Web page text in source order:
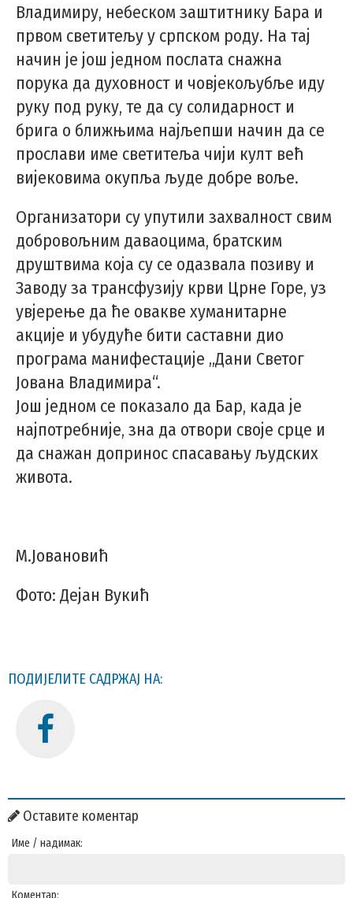
Владимиру, небеском заштитнику Бара и
првом светитељу у српском роду. На тај
начин је још једном послата снажна
порука да духовност и човјекољубље иду
руку под руку, те да су солидарност и
брига о ближњима најљепши начин да се
прослави име светитеља чији култ већ
вијековима окупља људе добре воље.
Организатори су упутили захвалност свим
добровољним даваоцима, братским
друштвима која су се одазвала позиву и
Заводу за трансфузију крви Црне Горе, уз
увјерење да ће овакве хуманитарне
акције и убудуће бити саставни дио
програма манифестације „Дани Светог
Јована Владимира“.
Још једном се показало да Бар, када је
најпотребније, зна да отвори своје срце и
да снажан допринос спасавању људских
живота.
М.Јовановић
Фото: Дејан Вукић
ПОДИЈЕЛИТЕ САДРЖАЈ НА:
Оставите коментар
Име / надимак:
Коментар: